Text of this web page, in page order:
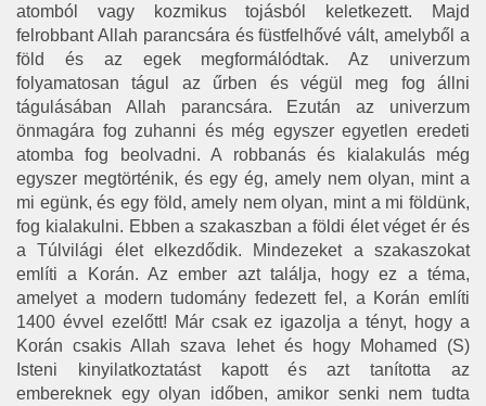
atomból vagy kozmikus tojásból keletkezett. Majd
felrobbant Allah parancsára és füstfelhővé vált, amelyből a
föld és az egek megformálódtak. Az univerzum
folyamatosan tágul az űrben és végül meg fog állni
tágulásában Allah parancsára. Ezután az univerzum
önmagára fog zuhanni és még egyszer egyetlen eredeti
atomba fog beolvadni. A robbanás és kialakulás még
egyszer megtörténik, és egy ég, amely nem olyan, mint a
mi egünk, és egy föld, amely nem olyan, mint a mi földünk,
fog kialakulni. Ebben a szakaszban a földi élet véget ér és
a Túlvilági élet elkezdődik. Mindezeket a szakaszokat
említi a Korán. Az ember azt találja, hogy ez a téma,
amelyet a modern tudomány fedezett fel, a Korán említi
1400 évvel ezelőtt! Már csak ez igazolja a tényt, hogy a
Korán csakis Allah szava lehet és hogy Mohamed (S)
Isteni kinyilatkoztatást kapott és azt tanította az
embereknek egy olyan időben, amikor senki nem tudta